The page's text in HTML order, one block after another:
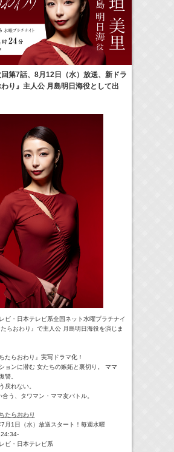
GTO 及川桃利
回第7話、8月12日（水）放送、新ドラ
り』主人公 月島明日海役として出
ビ・日本テレビ系全国ネット水曜プラチナイ
らおわり』で主人公 月島明日海役を演じま
たらおわり』実写ドラマ化！
ョンに潜む 女たちの嫉妬と裏切り。 ママ
讐。
戻れない。
合う、タワマン・ママ友バトル。
たらおわり
7月1日（水）放送スタート！毎週水曜
ビ・日本テレビ系